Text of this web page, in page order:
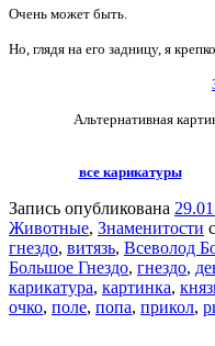
Очень может быть.
Но, глядя на его задницу, я
Альтернативная
все карикатуры
Запись опубликована
Животные, Знаменитости
гнездо, витязь, Всеволод
Большое Гнездо, гнездо,
карикатура, картинка,
очко, поле, попа, прикол,